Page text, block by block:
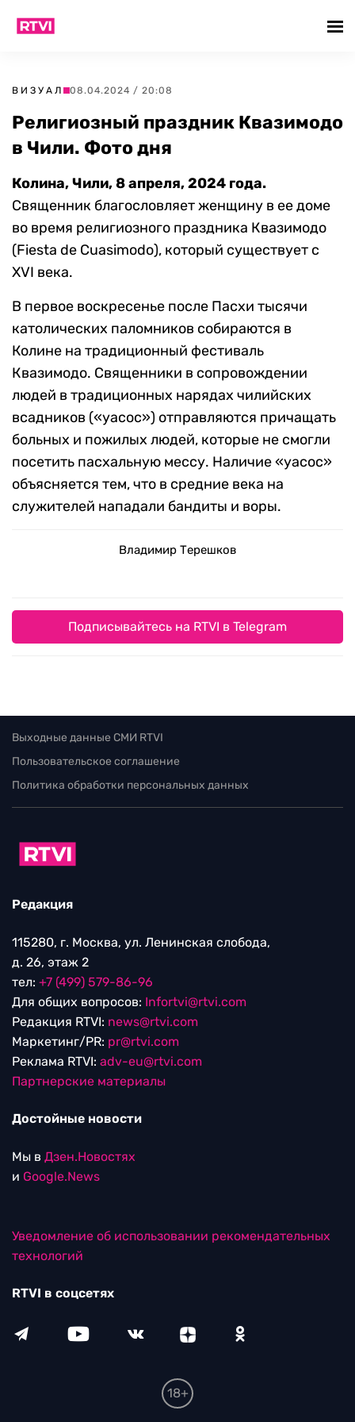
ВИЗУАЛ 08.04.2024 / 20:08
Религиозный праздник Квазимодо
в Чили. Фото дня
Колина, Чили, 8 апреля, 2024 года.
Священник благословляет женщину в ее доме
во время религиозного праздника Квазимодо
(Fiesta de Cuasimodo), который существует с
XVI века.
В первое воскресенье после Пасхи тысячи
католических паломников собираются в
Колине на традиционный фестиваль
Квазимодо. Священники в сопровождении
людей в традиционных нарядах чилийских
всадников («уасос») отправляются причащать
больных и пожилых людей, которые не смогли
посетить пасхальную мессу. Наличие «уасос»
объясняется тем, что в средние века на
служителей нападали бандиты и воры.
Владимир Терешков
Подписывайтесь на RTVI в Telegram
Выходные данные СМИ RTVI
Пользовательское соглашение
Политика обработки персональных данных
Редакция
115280, г. Москва, ул. Ленинская слобода,
д. 26, этаж 2
тел: +7 (499) 579-86-96
Для общих вопросов: Infortvi@rtvi.com
Редакция RTVI: news@rtvi.com
Маркетинг/PR: pr@rtvi.com
Реклама RTVI: adv-eu@rtvi.com
Партнерские материалы
Достойные новости
Мы в Дзен.Новостях
и Google.News
Уведомление об использовании рекомендательных
технологий
RTVI в соцсетях
18+